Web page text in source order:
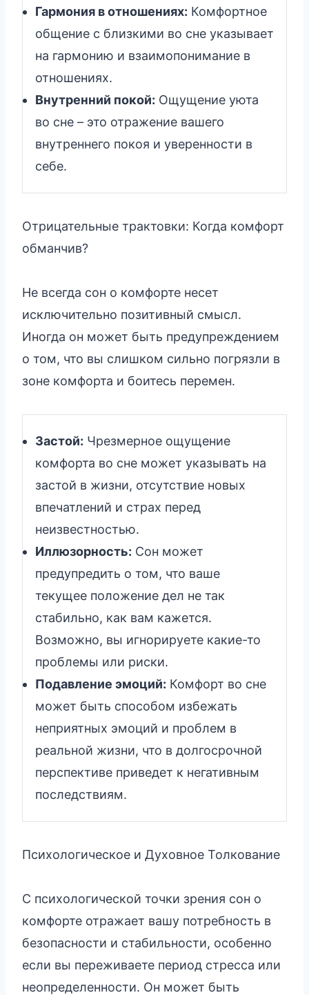
Гармония в отношениях: Комфортное
общение с близкими во сне указывает
на гармонию и взаимопонимание в
отношениях.
Внутренний покой: Ощущение уюта
во сне – это отражение вашего
внутреннего покоя и уверенности в
себе.
Отрицательные трактовки: Когда комфорт
обманчив?
Не всегда сон о комфорте несет
исключительно позитивный смысл.
Иногда он может быть предупреждением
о том, что вы слишком сильно погрязли в
зоне комфорта и боитесь перемен.
Застой: Чрезмерное ощущение
комфорта во сне может указывать на
застой в жизни, отсутствие новых
впечатлений и страх перед
неизвестностью.
Иллюзорность: Сон может
предупредить о том, что ваше
текущее положение дел не так
стабильно, как вам кажется.
Возможно, вы игнорируете какие-то
проблемы или риски.
Подавление эмоций: Комфорт во сне
может быть способом избежать
неприятных эмоций и проблем в
реальной жизни, что в долгосрочной
перспективе приведет к негативным
последствиям.
Психологическое и Духовное Толкование
С психологической точки зрения сон о
комфорте отражает вашу потребность в
безопасности и стабильности, особенно
если вы переживаете период стресса или
неопределенности. Он может быть